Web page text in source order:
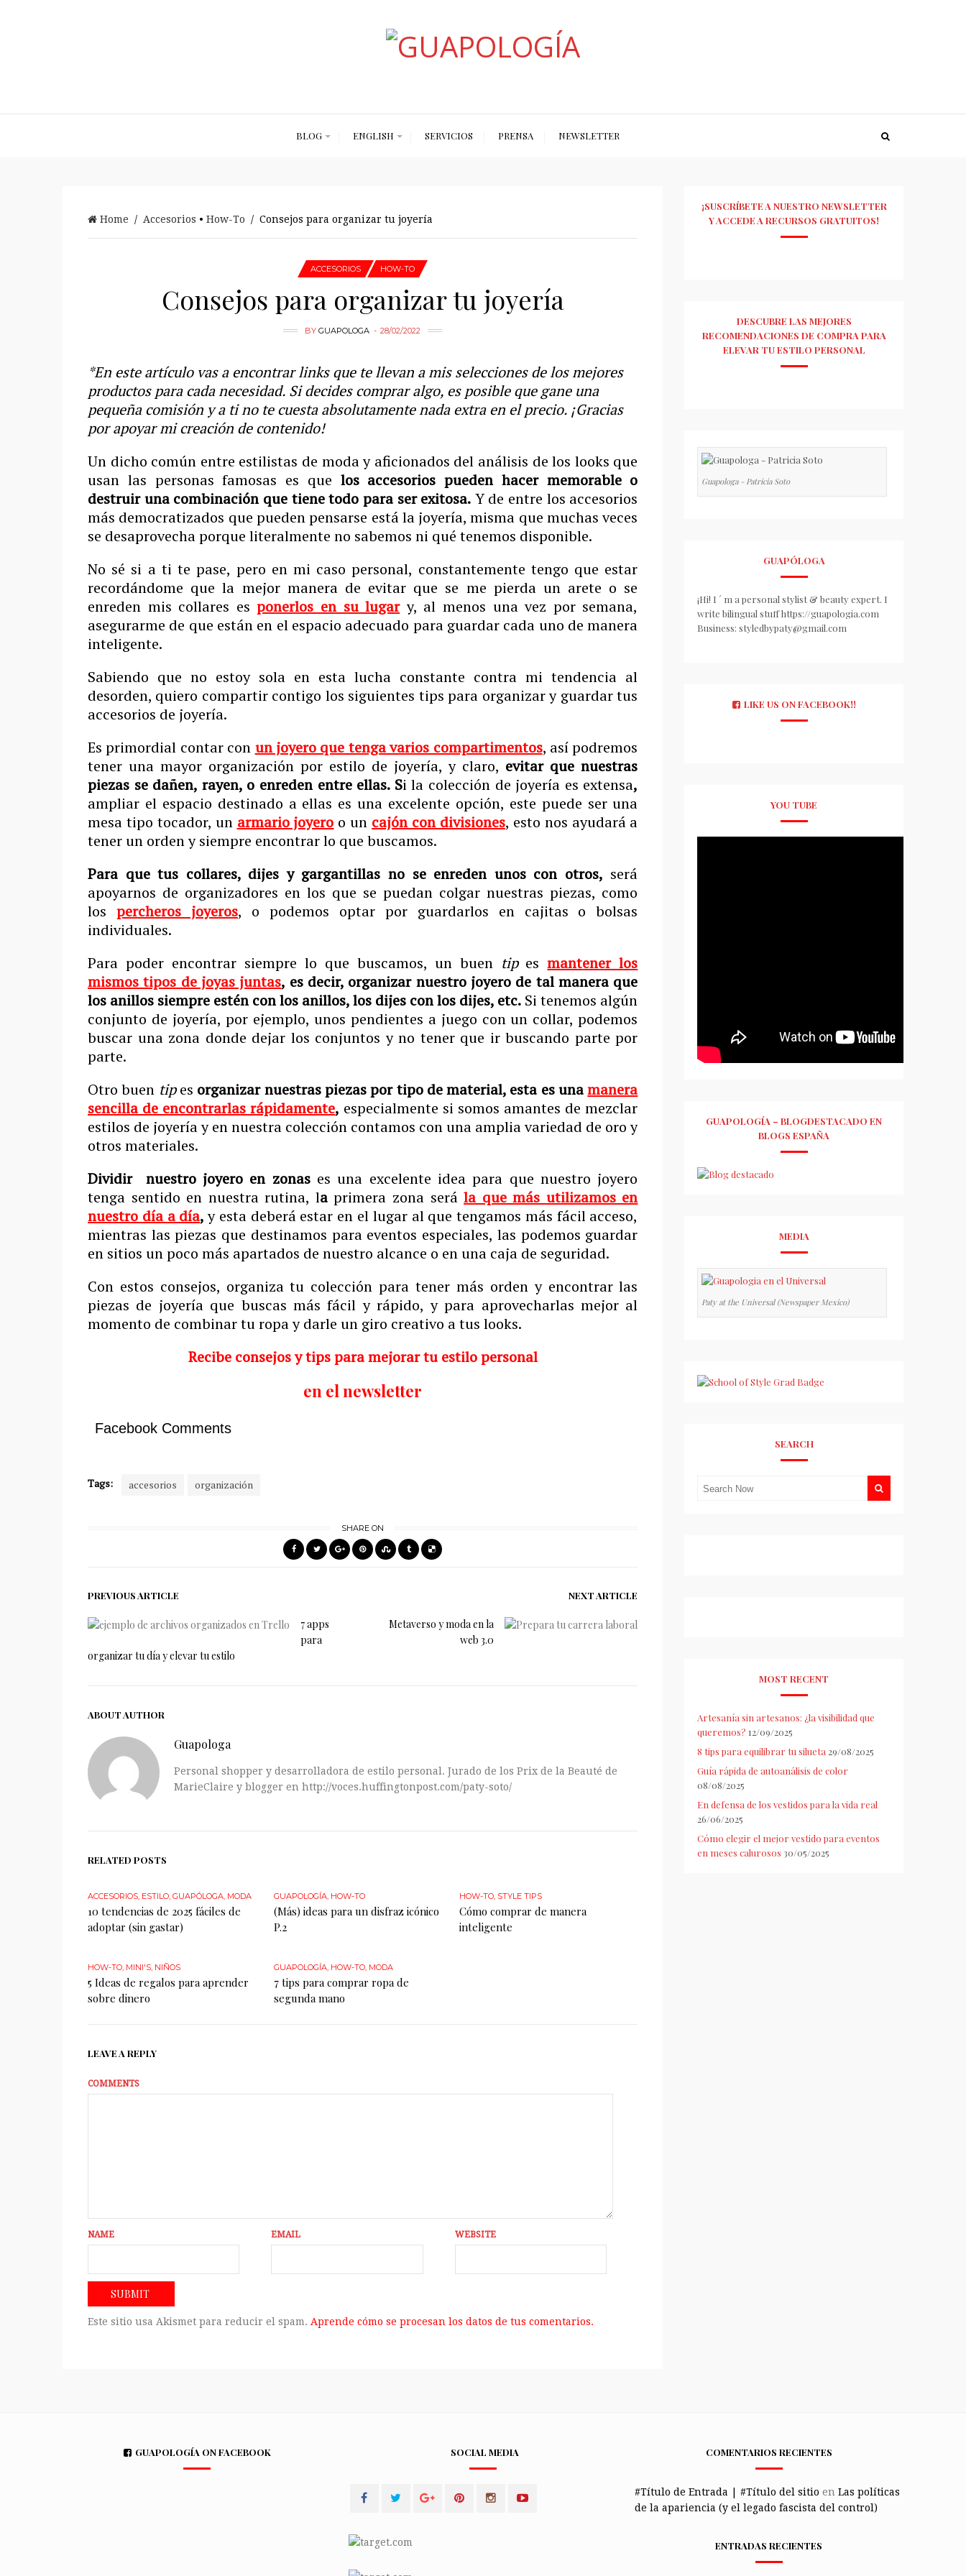
BLOG ENGLISH SERVICIOS PRENSA NEWSLETTER
Home / Accesorios • How-To / Consejos para organizar tu joyería
ACCESORIOS HOW-TO
Consejos para organizar tu joyería
BYGUAPOLOGA 28/02/2022
*En este artículo vas a encontrar links que te llevan a mis selecciones de los mejores
productos para cada necesidad. Si decides comprar algo, es posible que gane una
pequeña comisión y a ti no te cuesta absolutamente nada extra en el precio. ¡Gracias
por apoyar mi creación de contenido!
Un dicho común entre estilistas de moda y aficionados del análisis de los looks que
usan las personas famosas es que los accesorios pueden hacer memorable o
destruir una combinación que tiene todo para ser exitosa. Y de entre los accesorios
más democratizados que pueden pensarse está la joyería, misma que muchas veces
se desaprovecha porque literalmente no sabemos ni qué tenemos disponible.
No sé si a ti te pase, pero en mi caso personal, constantemente tengo que estar
recordándome que la mejor manera de evitar que se me pierda un arete o se
enreden mis collares esponerlos en su lugary, al menos una vez por semana,
asegurarme de que están en el espacio adecuado para guardar cada uno de manera
inteligente.
Sabiendo que no estoy sola en esta lucha constante contra mi tendencia al
desorden, quiero compartir contigo los siguientes tips para organizar y guardar tus
accesorios de joyería.
Es primordial contar con un joyero que tenga varios compartimentos, así podremos
tener una mayor organización por estilo de joyería, y claro, evitar que nuestras
piezas se dañen, rayen, o enreden entre ellas. Si la colección de joyería es extensa,
ampliar el espacio destinado a ellas es una excelente opción, este puede ser una
mesa tipo tocador, un armario joyero o un cajón con divisiones, esto nos ayudará a
tener un orden y siempre encontrar lo que buscamos.
Para que tus collares, dijes y gargantillas no se enreden unos con otros, será
apoyarnos de organizadores en los que se puedan colgar nuestras piezas, como
los percheros joyeros, o podemos optar por guardarlos en cajitas o bolsas
individuales.
Para poder encontrar siempre lo que buscamos, un buen tipesmantener los
mismos tipos de joyas juntas, es decir, organizar nuestro joyero de tal manera que
los anillos siempre estén con los anillos, los dijes con los dijes, etc. Si tenemos algún
conjunto de joyería, por ejemplo, unos pendientes a juego con un collar, podemos
buscar una zona donde dejar los conjuntos y no tener que ir buscando parte por
parte.
Otro buen tipes organizar nuestras piezas por tipo de material, esta es unamanera
sencilla de encontrarlas rápidamente, especialmente si somos amantes de mezclar
estilos de joyería y en nuestra colección contamos con una amplia variedad de oro y
otros materiales.
Dividir nuestro joyero en zonases una excelente idea para que nuestro joyero
tenga sentido en nuestra rutina, laprimera zona serála que más utilizamos en
nuestro día a día,y esta deberá estar en el lugar al que tengamos más fácil acceso,
mientras las piezas que destinamos para eventos especiales, las podemos guardar
en sitios un poco más apartados de nuestro alcance o en una caja de seguridad.
Con estos consejos, organiza tu colección para tener más orden y encontrar las
piezas de joyería que buscas más fácil y rápido, y para aprovecharlas mejor al
momento de combinar tu ropa y darle un giro creativo a tus looks.
Recibe consejos y tips para mejorar tu estilo personal
en el newsletter
Facebook Comments
Tags: accesorios organización
SHARE ON
PREVIOUS ARTICLE
7 apps
para
organizar tu día y elevar tu estilo
NEXT ARTICLE
Metaverso y moda en la
web 3.0
ABOUT AUTHOR
Guapologa
Personal shopper y desarrolladora de estilo personal. Jurado de los Prix de la Beauté de
MarieClaire y blogger en http://voces.huffingtonpost.com/paty-soto/
RELATED POSTS
ACCESORIOS, ESTILO, GUAPÓLOGA, MODA
10 tendencias de 2025 fáciles de
adoptar (sin gastar)
GUAPOLOGÍA, HOW-TO
(Más) ideas para un disfraz icónico
P.2
HOW-TO, STYLE TIPS
Cómo comprar de manera
inteligente
HOW-TO, MINI'S, NIÑOS
5 Ideas de regalos para aprender
sobre dinero
GUAPOLOGÍA, HOW-TO, MODA
7 tips para comprar ropa de
segunda mano
LEAVE A REPLY
COMMENTS
NAME EMAIL WEBSITE
Este sitio usa Akismet para reducir el spam. Aprende cómo se procesan los datos de tus comentarios.
¡SUSCRÍBETE A NUESTRO NEWSLETTER
Y ACCEDE A RECURSOS GRATUITOS!
DESCUBRE LAS MEJORES
RECOMENDACIONES DE COMPRA PARA
ELEVAR TU ESTILO PERSONAL
Guapologa - Patricia Soto
GUAPÓLOGA
¡Hi! I ´ m a personal stylist & beauty expert. I
write bilingual stuff https://guapologia.com
Business: styledbypaty@gmail.com
LIKE US ON FACEBOOK!!
YOU TUBE
GUAPOLOGÍA – BLOGDESTACADO EN
BLOGS ESPAÑA
MEDIA
Paty at the Universal (Newspaper Mexico)
SEARCH
MOST RECENT
Artesanía sin artesanos: ¿la visibilidad que
queremos? 12/09/2025
8 tips para equilibrar tu silueta 29/08/2025
Guía rápida de autoanálisis de color
08/08/2025
En defensa de los vestidos para la vida real
26/06/2025
Cómo elegir el mejor vestido para eventos
en meses calurosos 30/05/2025
GUAPOLOGÍA ON FACEBOOK SOCIAL MEDIA COMENTARIOS RECIENTES
#Título de Entrada | #Título del sitio en Las políticas
de la apariencia (y el legado fascista del control)
ENTRADAS RECIENTES